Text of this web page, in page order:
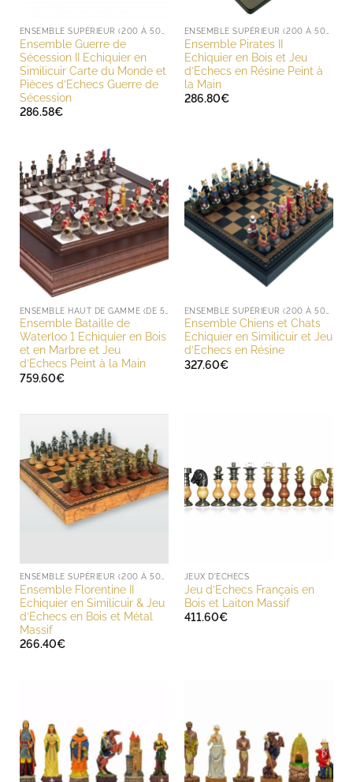
Ensemble Guerre de
Sécession II Echiquier en
Similicuir Carte du Monde et
Pièces d’Echecs Guerre de
Sécession
286.58€
Ensemble Pirates II
Echiquier en Bois et Jeu
d’Echecs en Résine Peint à
la Main
286.80€
Ensemble Bataille de
Waterloo 1 Echiquier en Bois
et en Marbre et Jeu
d’Echecs Peint à la Main
759.60€
Ensemble Chiens et Chats
Echiquier en Similicuir et Jeu
d’Echecs en Résine
327.60€
Ensemble Florentine II
Echiquier en Similicuir & Jeu
d’Echecs en Bois et Métal
Massif
266.40€
JEUX D'ECHECS
Jeu d’Echecs Français en
Bois et Laiton Massif
411.60€